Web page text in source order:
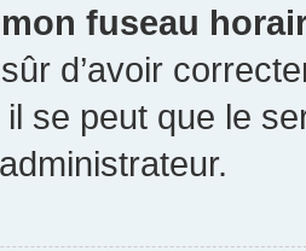
fuseau
d’avoir
il se peut que le